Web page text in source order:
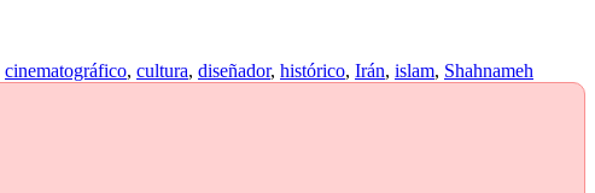
cinematográfico, cultura, diseñador, histórico, Irán, islam, Shahnameh